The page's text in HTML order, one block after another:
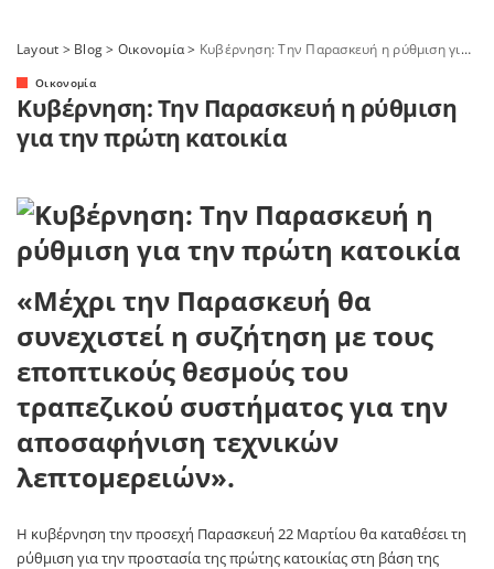
Layout > Blog> Οικονομία> Κυβέρνηση: Την Παρασκευή η ρύθμιση για την πρώτη κατοικία
Οικονομία
Κυβέρνηση: Την Παρασκευή η ρύθμιση
για την πρώτη κατοικία
«Μέχρι την Παρασκευή θα
συνεχιστεί η συζήτηση με τους
εποπτικούς θεσμούς του
τραπεζικού συστήματος για την
αποσαφήνιση τεχνικών
λεπτομερειών».
Η κυβέρνηση την προσεχή Παρασκευή 22 Μαρτίου θα καταθέσει τη
ρύθμιση για την προστασία της πρώτης κατοικίας στη βάση της